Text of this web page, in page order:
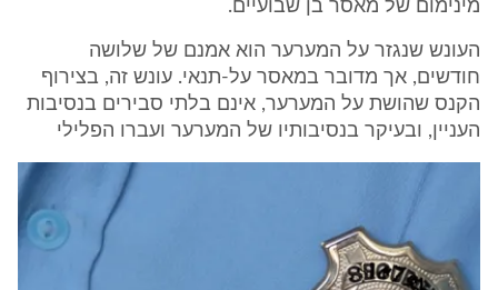
מינימום של מאסר בן שבועיים.
העונש שנגזר על המערער הוא אמנם של שלושה
חודשים, אך מדובר במאסר על-תנאי. עונש זה, בצירוף
הקנס שהושת על המערער, אינם בלתי סבירים בנסיבות
העניין, ובעיקר בנסיבותיו של המערער ועברו הפלילי